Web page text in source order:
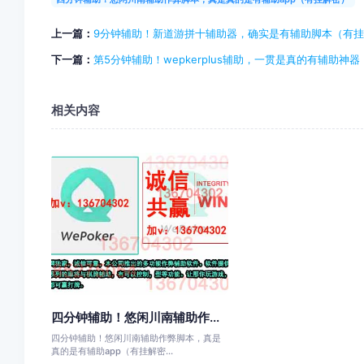
上一篇： 9分钟辅助！新道游拼十辅助器，确实是有辅助脚本（有挂
下一篇： 第5分钟辅助！wepkerplus辅助，一贯是真的有辅助神器
相关内容
四分钟辅助！悠闲川南辅助作...
四分钟辅助！悠闲川南辅助作弊脚本，真是
真的是有辅助app（有挂解密...